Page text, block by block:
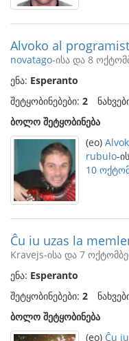
Alvoko al
novatago-ისა და 8
ენა: Esperanto
შეტყობინებები: 2
ბოლო შეტყობინება
(eo)
rubulo-
10
Ĉu iu uzas la
Kravejs-ისა და 7
ენა: Esperanto
შეტყობინებები: 2
ბოლო შეტყობინება
(eo) Ĉu